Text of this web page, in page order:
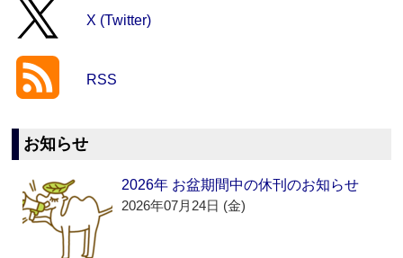
X (Twitter)
RSS
お知らせ
2026年 お盆期間中の休刊のお知らせ
2026年07月24日 (金)